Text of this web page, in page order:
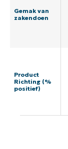
Gemak van
zakendoen
Product
Richting (%
positief)